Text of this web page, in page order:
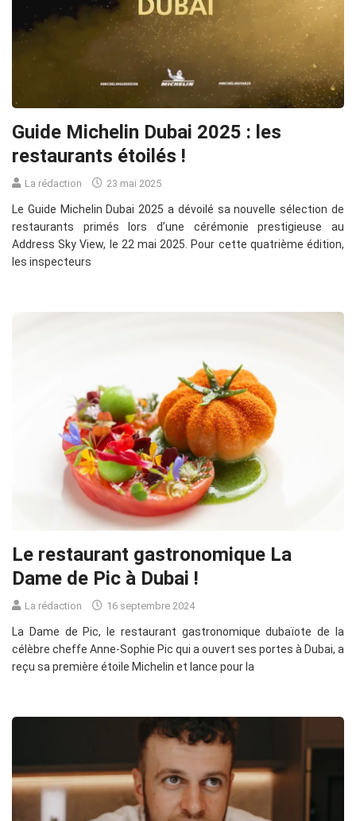
Guide Michelin Dubai 2025 : les
restaurants étoilés !
La rédaction 23 mai 2025
Le Guide Michelin Dubai 2025 a dévoilé sa nouvelle sélection de
restaurants primés lors d’une cérémonie prestigieuse au
Address Sky View, le 22 mai 2025. Pour cette quatrième édition,
les inspecteurs
Le restaurant gastronomique La
Dame de Pic à Dubai !
La rédaction 16 septembre 2024
La Dame de Pic, le restaurant gastronomique dubaïote de la
célèbre cheffe Anne-Sophie Pic qui a ouvert ses portes à Dubai, a
reçu sa première étoile Michelin et lance pour la